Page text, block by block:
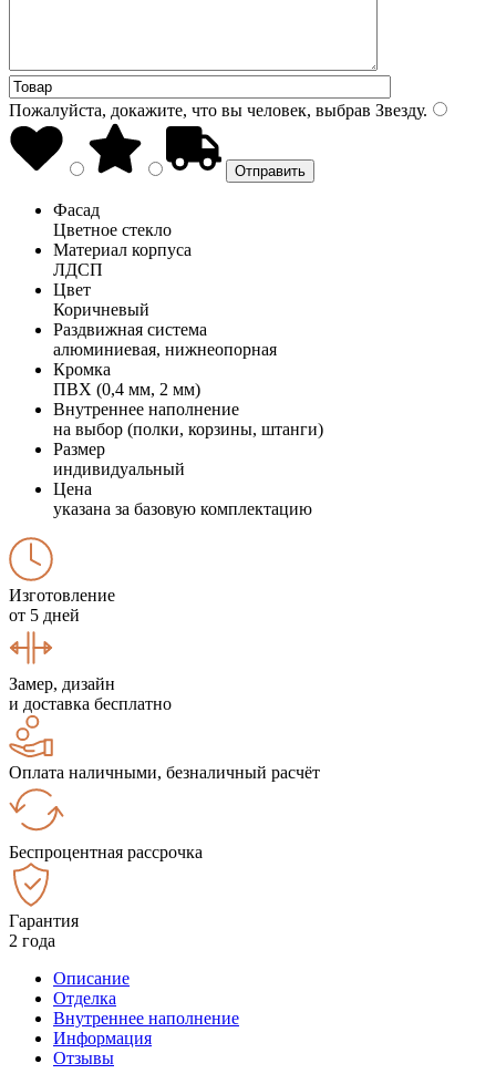
Пожалуйста, докажите, что вы человек, выбрав Звезду.
Фасад
Цветное стекло
Материал корпуса
ЛДСП
Цвет
Коричневый
Раздвижная система
алюминиевая, нижнеопорная
Кромка
ПВХ (0,4 мм, 2 мм)
Внутреннее наполнение
на выбор (полки, корзины, штанги)
Размер
индивидуальный
Цена
указана за базовую комплектацию
Изготовление
от 5 дней
Замер, дизайн
и доставка бесплатно
Оплата наличными, безналичный расчёт
Беспроцентная рассрочка
Гарантия
2 года
Описание
Отделка
Внутреннее наполнение
Информация
Отзывы